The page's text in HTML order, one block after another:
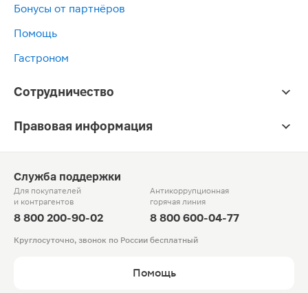
Бонусы от партнёров
Помощь
Гастроном
Сотрудничество
Правовая информация
Служба поддержки
Для покупателей
и контрагентов
8 800 200-90-02
Антикоррупционная
горячая линия
8 800 600-04-77
Круглосуточно, звонок по России бесплатный
Помощь